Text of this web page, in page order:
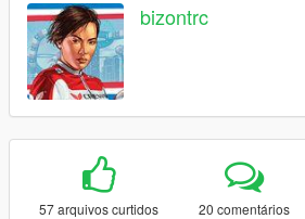
bizontrc
57 arquivos curtidos 20 comentários